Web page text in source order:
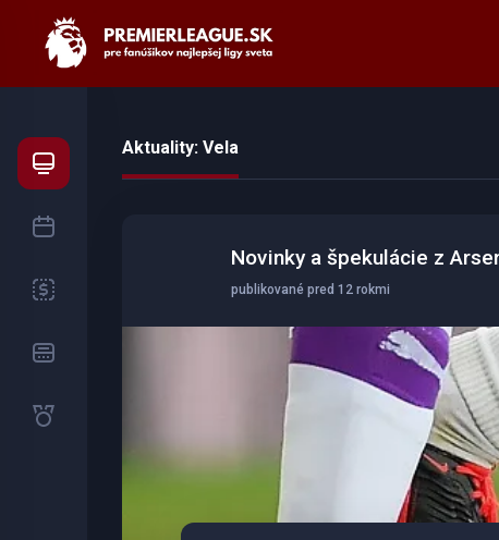
Aktuality: Vela
Novinky a špekulácie z
publikované pred 12 rokmi